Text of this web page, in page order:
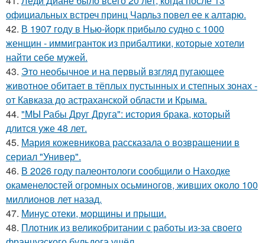
официальных встреч принц Чарльз повел ее к алтарю.
42. В 1907 году в Нью-йорк прибыло судно с 1000
женщин - иммигранток из прибалтики, которые хотели
найти себе мужей.
43. Это необычное и на первый взгляд пугающее
животное обитает в тёплых пустынных и степных зонах -
от Кавказа до астраханской области и Крыма.
44. "МЫ Рабы Друг Друга": история брака, который
длится уже 48 лет.
45. Мария кожевникова рассказала о возвращении в
сериал "Универ".
46. В 2026 году палеонтологи сообщили о Находке
окаменелостей огромных осьминогов, живших около 100
миллионов лет назад.
47. Минус отеки, морщины и прыщи.
48. Плотник из великобритании с работы из-за своего